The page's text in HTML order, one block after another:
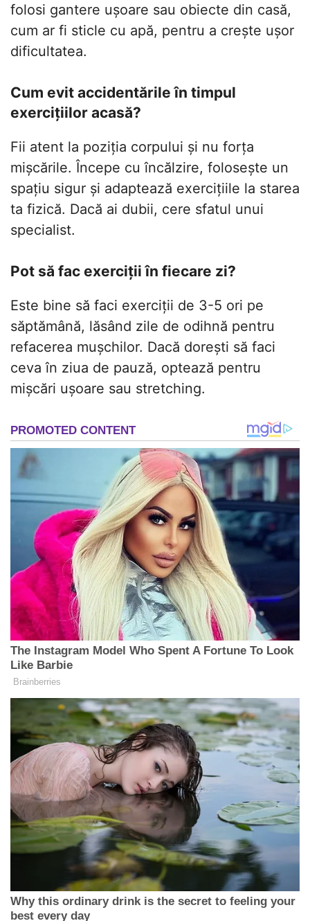
folosi gantere ușoare sau obiecte din casă,
cum ar fi sticle cu apă, pentru a crește ușor
dificultatea.
Cum evit accidentările în timpul
exercițiilor acasă?
Fii atent la poziția corpului și nu forța
mișcările. Începe cu încălzire, folosește un
spațiu sigur și adaptează exercițiile la starea
ta fizică. Dacă ai dubii, cere sfatul unui
specialist.
Pot să fac exerciții în fiecare zi?
Este bine să faci exerciții de 3-5 ori pe
săptămână, lăsând zile de odihnă pentru
refacerea mușchilor. Dacă dorești să faci
ceva în ziua de pauză, optează pentru
mișcări ușoare sau stretching.